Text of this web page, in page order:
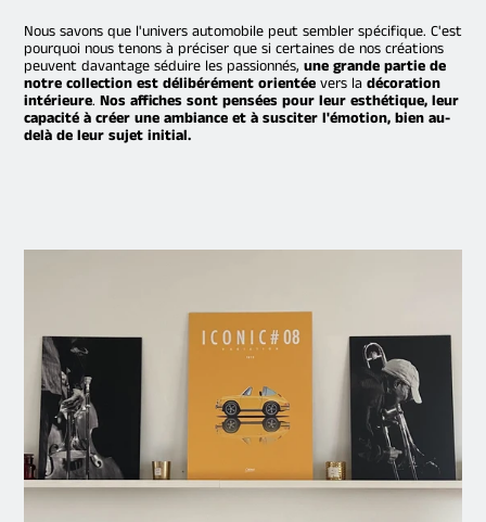
Nous savons que l'univers automobile peut sembler spécifique. C'est
pourquoi nous tenons à préciser que si certaines de nos créations
peuvent davantage séduire les passionnés, une grande partie de
notre collection est délibérément orientée vers la décoration
intérieure. Nos affiches sont pensées pour leur esthétique, leur
capacité à créer une ambiance et à susciter l'émotion, bien au-
delà de leur sujet initial.